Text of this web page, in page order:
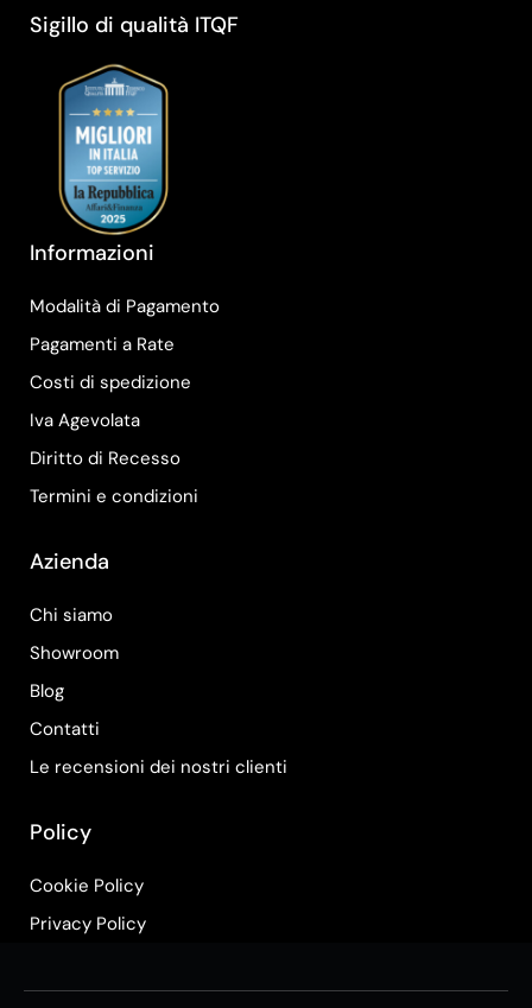
Sigillo di qualità ITQF
Informazioni
Modalità di Pagamento
Pagamenti a Rate
Costi di spedizione
Iva Agevolata
Diritto di Recesso
Termini e condizioni
Azienda
Chi siamo
Showroom
Blog
Contatti
Le recensioni dei nostri clienti
Policy
Cookie Policy
Privacy Policy